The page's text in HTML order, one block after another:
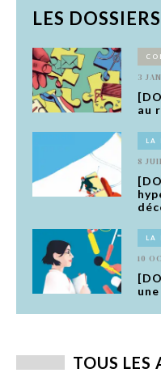
LES DOSSIERS
3
au
LA
8
LA
10
TOUS LES